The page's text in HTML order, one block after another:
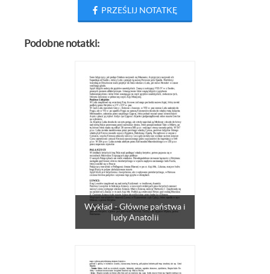
PRZEŚLIJ NOTATKĘ
Podobne notatki:
Wykład - Główne państwa i
ludy Anatolii